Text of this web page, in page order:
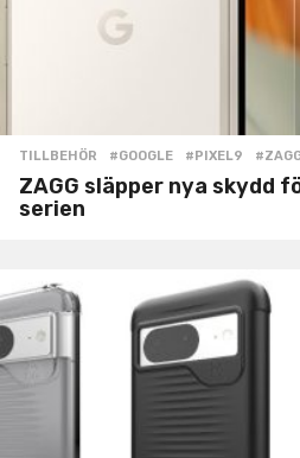
TILLBEHÖR #GOOGLE ,#PIXEL9 ,
ZAGG släpper nya skydd
serien